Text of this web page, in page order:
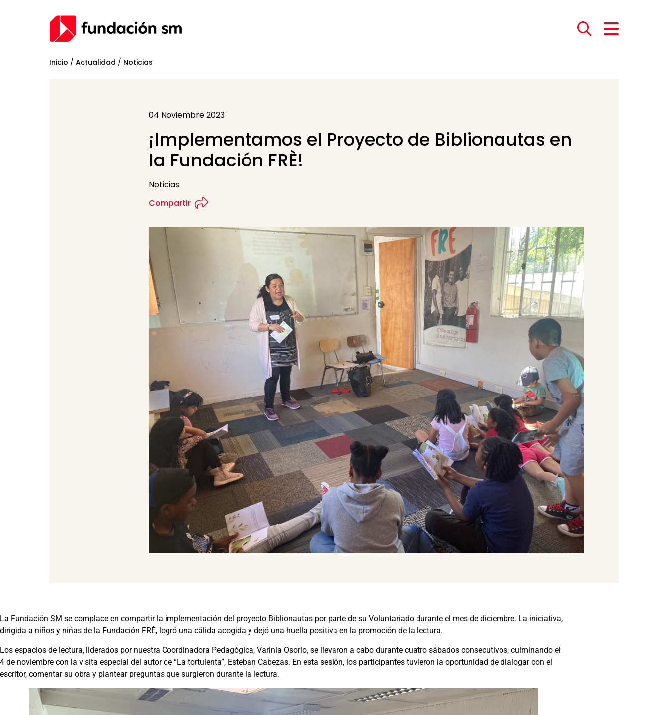
Inicio / Actualidad / Noticias
04 Noviembre 2023
¡Implementamos el Proyecto de Biblionautas en
la Fundación FRÈ!
Noticias
Compartir
La Fundación SM se complace en compartir la implementación del proyecto Biblionautas por parte de su Voluntariado durante el mes de diciembre. La iniciativa,
dirigida a niños y niñas de la Fundación FRÈ, logró una cálida acogida y dejó una huella positiva en la promoción de la lectura.
Los espacios de lectura, liderados por nuestra Coordinadora Pedagógica, Varinia Osorio, se llevaron a cabo durante cuatro sábados consecutivos, culminando el
4 de noviembre con la visita especial del autor de “La tortulenta”, Esteban Cabezas. En esta sesión, los participantes tuvieron la oportunidad de dialogar con el
escritor, comentar su obra y plantear preguntas que surgieron durante la lectura.